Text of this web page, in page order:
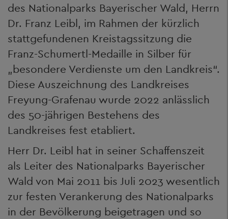
des Nationalparks Bayerischer Wald, Herrn
Dr. Franz Leibl, im Rahmen der kürzlich
stattgefundenen Kreistagssitzung die
Franz-Schumertl-Medaille in Silber für
„besondere Verdienste um den Landkreis“.
Diese Auszeichnung des Landkreises
Freyung-Grafenau wurde 2022 anlässlich
des 50-jährigen Bestehens des
Landkreises fest etabliert.
Herr Dr. Leibl hat in seiner Schaffenszeit
als Leiter des Nationalparks Bayerischer
Wald von Mai 2011 bis Juli 2023 wesentlich
zur festen Verankerung des Nationalparks
in der Bevölkerung beigetragen und so